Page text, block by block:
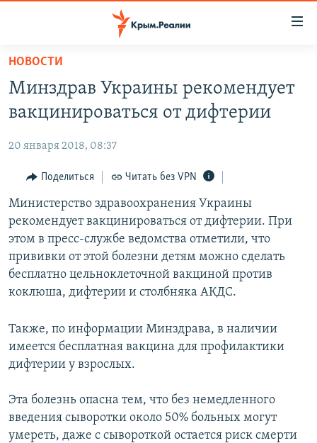
Вернуться
основному
содержанию
навигации
Вернутся
поиску
СПЕЦПРОЕКТЫ
КАРТА ВОЕННЫХ ОБЪЕКТОВ КРЫМА
11 ЛЕТ ОККУПАЦИИ КРЫМА. 11 ИСТОРИЙ СОПРОТИВЛЕНИЯ
ИСТОРИЯ
ЕЩЕ
ИНТЕРАКТИВ
ИНФОГРАФИКА
ТЕЛЕПРОЕКТ КРЫМ.РЕАЛИИ
СОВЕТЫ ПРАВОЗАЩИТНИКОВ
ПОБЕДИТЕЛЕЙ НЕ СУДЯТ?
КРЫМ.НЕПОКОРЕННЫЙ
УКРАИНСКАЯ ПРОБЛЕМА КРЫМА
РАДІО СВОБОДА
КАК ОБОЙТИ БЛОКИРОВКУ
Українською
Qırımtatar
ПРИСОЕДИНЯЙТЕСЬ!
Все сайты RFE/RL
НОВОСТИ
Минздрав Украины рекомендует
вакцинироваться от дифтерии
20 января 2018, 08:37
Поделиться Читать без VPN
Министерство здравоохранения Украины
рекомендует вакцинироваться от дифтерии. При
этом в пресс-службе ведомства отметили, что
прививки от этой болезни детям можно сделать
бесплатно цельноклеточной вакциной против
коклюша, дифтерии и столбняка АКДС.
Также, по информации Минздрава, в наличии
имеется бесплатная вакцина для профилактики
дифтерии у взрослых.
Эта болезнь опасна тем, что без немедленного
введения сыворотки около 50% больных могут
умереть, даже с сывороткой остается риск смерти